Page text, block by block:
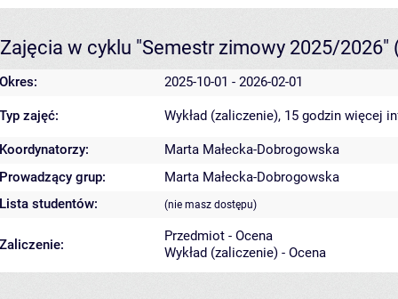
Zajęcia w cyklu "Semestr zimowy 2025/2026"
Okres: 2025-10-01 - 2026-02-01
Typ zajęć: Wykład (zaliczenie), 15 godzin więcej
Koordynatorzy:
Marta Małecka-Dobrogowska
Prowadzący grup:
Marta Małecka-Dobrogowska
Lista studentów:
(nie masz dostępu)
Zaliczenie:
Przedmiot - Ocena
Wykład (zaliczenie) - Ocena